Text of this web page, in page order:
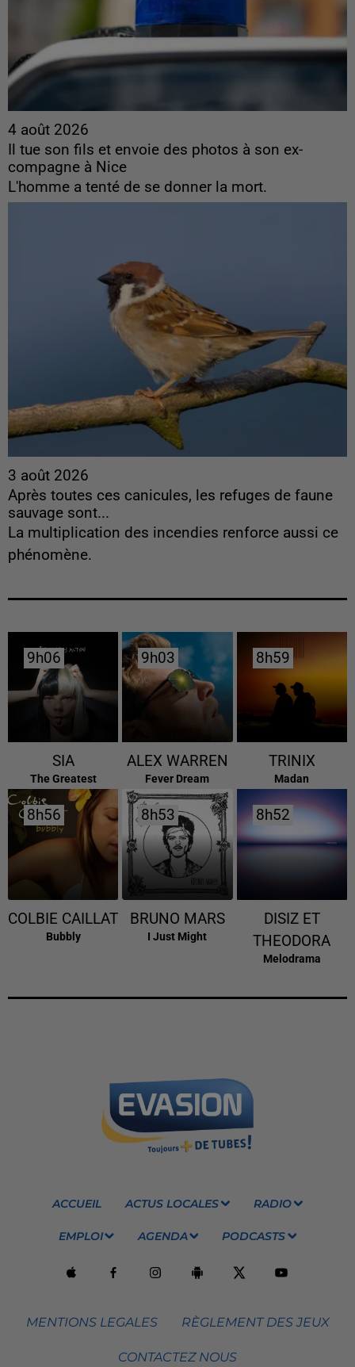
4 août 2026
Il tue son fils et envoie des photos à son ex-
compagne à Nice
L'homme a tenté de se donner la mort.
3 août 2026
Après toutes ces canicules, les refuges de faune
sauvage sont...
La multiplication des incendies renforce aussi ce
phénomène.
9h06
9h06
SIA
The Greatest
9h03
9h03
ALEX WARREN
Fever Dream
8h59
8h59
TRINIX
Madan
8h56
8h56
COLBIE CAILLAT
Bubbly
8h53
8h53
BRUNO MARS
I Just Might
8h52
8h52
DISIZ ET
THEODORA
Melodrama
ACCUEIL ACTUS LOCALES RADIO
EMPLOI AGENDA PODCASTS
MENTIONS LEGALES RÈGLEMENT DES JEUX
CONTACTEZ NOUS